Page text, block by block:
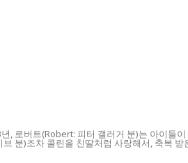
, 로버트(Robert: 피터 갤러거 분)는 아이들
분)조차 콜린을 친딸처럼 사랑해서, 축복